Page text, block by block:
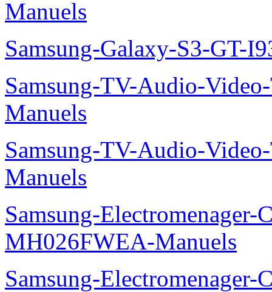
Manuels
Samsung-Galaxy-S3-GT-
Samsung-TV-Audio-
Manuels
Samsung-TV-Audio-
Manuels
Samsung-Electromenager-
MH026FWEA-Manuels
Samsung-Electromenager-